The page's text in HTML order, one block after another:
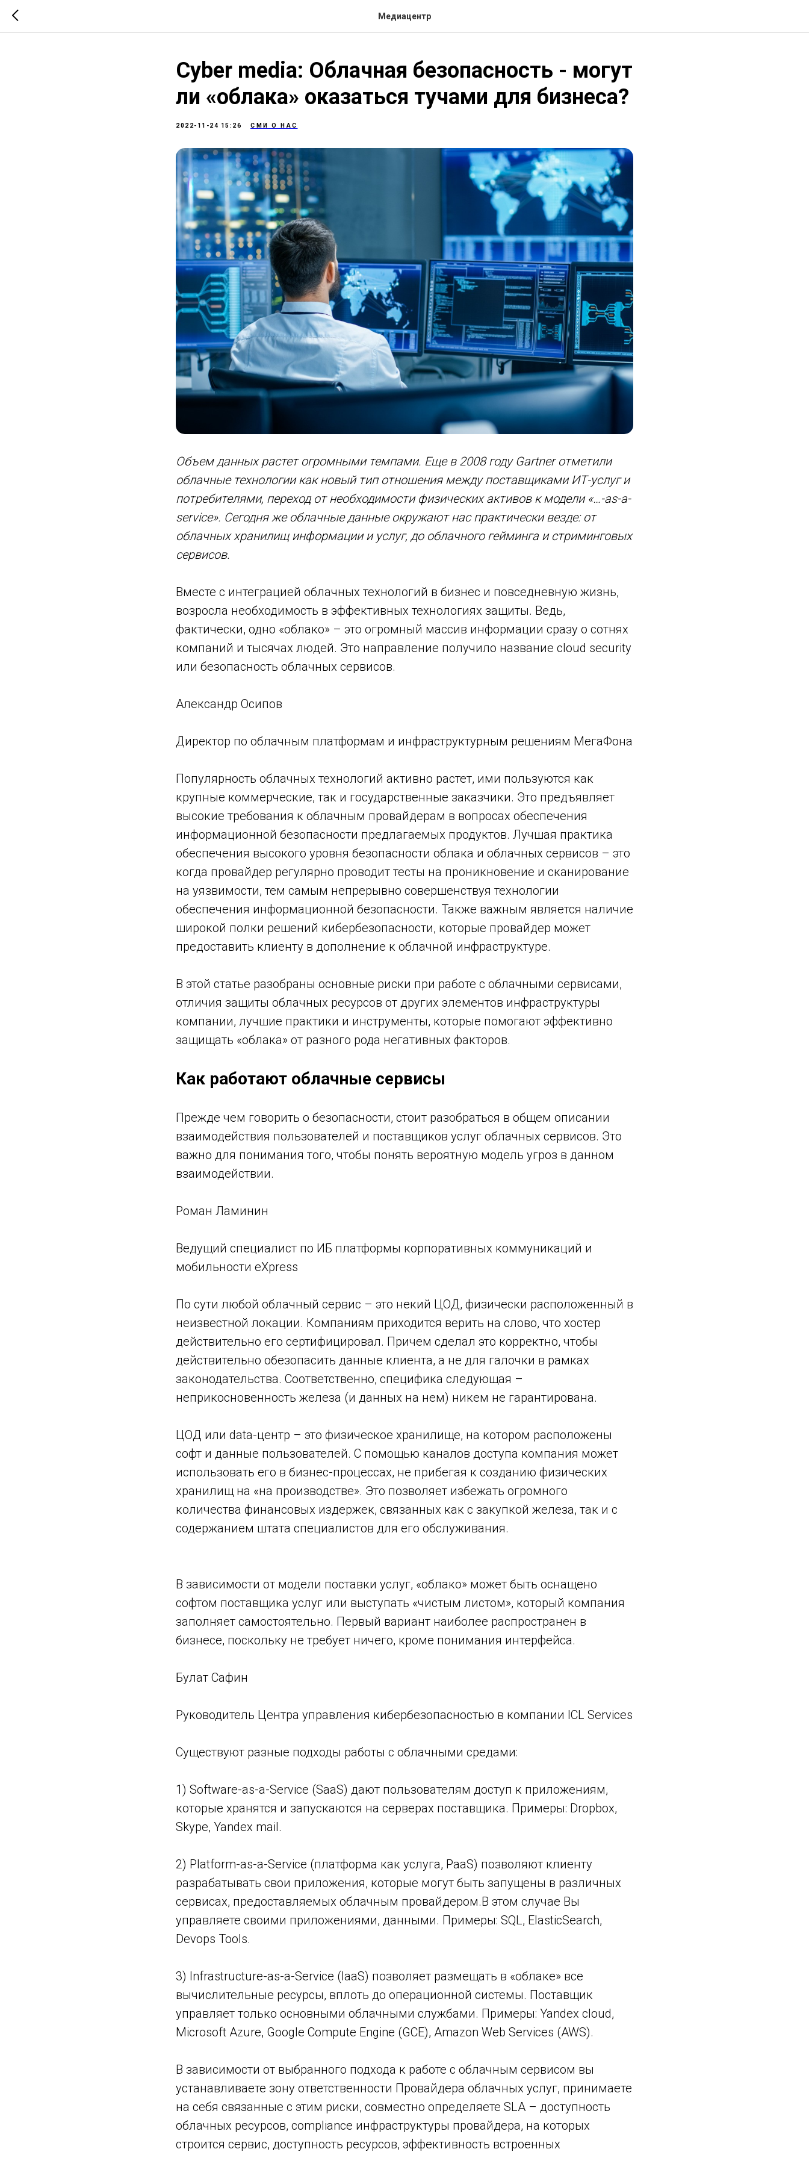
Медиацентр
Cyber media: Облачная безопасность - могут
ли «облака» оказаться тучами для бизнеса?
2022-11-24 15:26 СМИ О НАС
Объем данных растет огромными темпами. Еще в 2008 году Gartner отметили
облачные технологии как новый тип отношения между поставщиками ИТ-услуг и
потребителями, переход от необходимости физических активов к модели «…-as-a-
service». Сегодня же облачные данные окружают нас практически везде: от
облачных хранилищ информации и услуг, до облачного гейминга и стриминговых
сервисов.
Вместе с интеграцией облачных технологий в бизнес и повседневную жизнь,
возросла необходимость в эффективных технологиях защиты. Ведь,
фактически, одно «облако» – это огромный массив информации сразу о сотнях
компаний и тысячах людей. Это направление получило название cloud security
или безопасность облачных сервисов.
Александр Осипов
Директор по облачным платформам и инфраструктурным решениям МегаФона
Популярность облачных технологий активно растет, ими пользуются как
крупные коммерческие, так и государственные заказчики. Это предъявляет
высокие требования к облачным провайдерам в вопросах обеспечения
информационной безопасности предлагаемых продуктов. Лучшая практика
обеспечения высокого уровня безопасности облака и облачных сервисов – это
когда провайдер регулярно проводит тесты на проникновение и сканирование
на уязвимости, тем самым непрерывно совершенствуя технологии
обеспечения информационной безопасности. Также важным является наличие
широкой полки решений кибербезопасности, которые провайдер может
предоставить клиенту в дополнение к облачной инфраструктуре.
В этой статье разобраны основные риски при работе с облачными сервисами,
отличия защиты облачных ресурсов от других элементов инфраструктуры
компании, лучшие практики и инструменты, которые помогают эффективно
защищать «облака» от разного рода негативных факторов.
Как работают облачные сервисы
Прежде чем говорить о безопасности, стоит разобраться в общем описании
взаимодействия пользователей и поставщиков услуг облачных сервисов. Это
важно для понимания того, чтобы понять вероятную модель угроз в данном
взаимодействии.
Роман Ламинин
Ведущий специалист по ИБ платформы корпоративных коммуникаций и
мобильности eXpress
По сути любой облачный сервис – это некий ЦОД, физически расположенный в
неизвестной локации. Компаниям приходится верить на слово, что хостер
действительно его сертифицировал. Причем сделал это корректно, чтобы
действительно обезопасить данные клиента, а не для галочки в рамках
законодательства. Соответственно, специфика следующая –
неприкосновенность железа (и данных на нем) никем не гарантирована.
ЦОД или data-центр – это физическое хранилище, на котором расположены
софт и данные пользователей. С помощью каналов доступа компания может
использовать его в бизнес-процессах, не прибегая к созданию физических
хранилищ на «на производстве». Это позволяет избежать огромного
количества финансовых издержек, связанных как с закупкой железа, так и с
содержанием штата специалистов для его обслуживания.
В зависимости от модели поставки услуг, «облако» может быть оснащено
софтом поставщика услуг или выступать «чистым листом», который компания
заполняет самостоятельно. Первый вариант наиболее распространен в
бизнесе, поскольку не требует ничего, кроме понимания интерфейса.
Булат Сафин
Руководитель Центра управления кибербезопасностью в компании ICL Services
Существуют разные подходы работы с облачными средами:
1) Software-as-a-Service (SaaS) дают пользователям доступ к приложениям,
которые хранятся и запускаются на серверах поставщика. Примеры: Dropbox,
Skype, Yandex mail.
2) Platform-as-a-Service (платформа как услуга, PaaS) позволяют клиенту
разрабатывать свои приложения, которые могут быть запущены в различных
сервисах, предоставляемых облачным провайдером.В этом случае Вы
управляете своими приложениями, данными. Примеры: SQL, ElasticSearch,
Devops Tools.
3) Infrastructure-as-a-Service (IaaS) позволяет размещать в «облаке» все
вычислительные ресурсы, вплоть до операционной системы. Поставщик
управляет только основными облачными службами. Примеры: Yandex cloud,
Microsoft Azure, Google Compute Engine (GCE), Amazon Web Services (AWS).
В зависимости от выбранного подхода к работе с облачным сервисом вы
устанавливаете зону ответственности Провайдера облачных услуг, принимаете
на себя связанные с этим риски, совместно определяете SLA – доступность
облачных ресурсов, compliance инфраструктуры провайдера, на которых
строится сервис, доступность ресурсов, эффективность встроенных